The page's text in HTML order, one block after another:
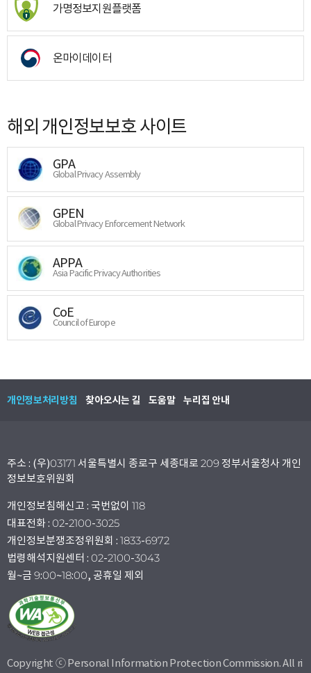
가명정보지원플랫폼
온마이데이터
해외 개인정보보호 사이트
GPA
Global Privacy Assembly
GPEN
Global Privacy Enforcement Network
APPA
Asia Pacific Privacy Authorities
CoE
Council of Europe
개인정보처리방침 찾아오시는 길 도움말 누리집 안내
주소 : (우)03171 서울특별시 종로구 세종대로 209 정부서울청사 개인
정보보호위원회
개인정보침해신고 : 국번없이 118
대표전화 : 02-2100-3025
개인정보분쟁조정위원회 : 1833-6972
법령해석지원센터 : 02-2100-3043
월~금 9:00~18:00, 공휴일 제외
Copyright ⓒ Personal Information Protection Commission. All ri